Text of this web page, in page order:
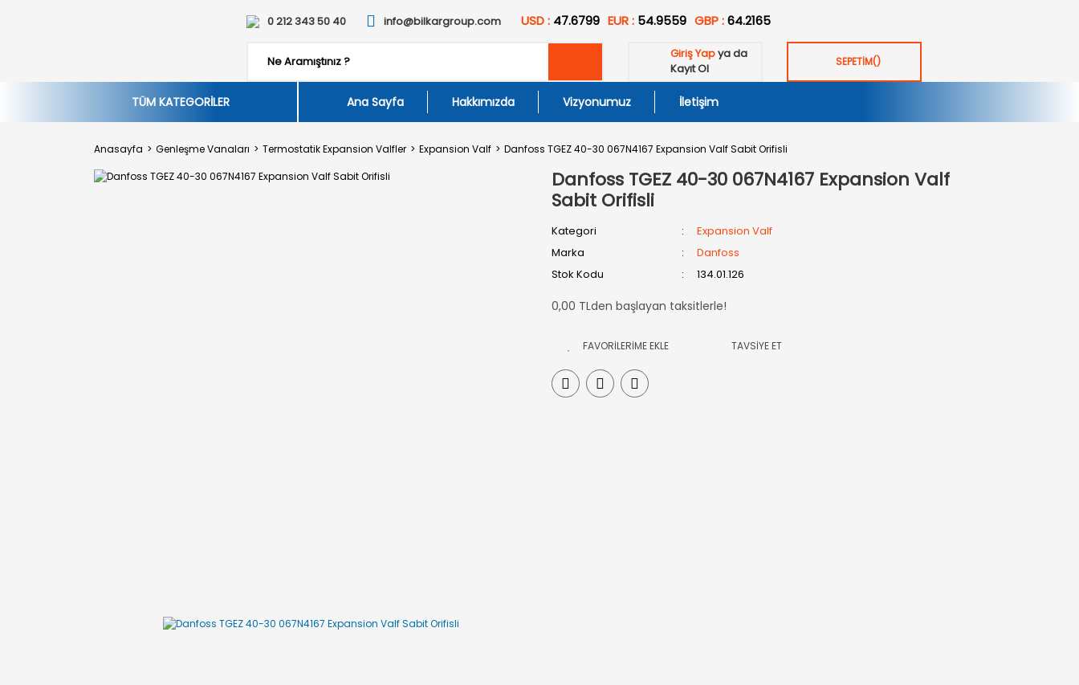
0 212 343 50 40 info@bilkargroup.com USD : 47.6799 EUR : 54.9559 GBP :64.2165
Giriş Yapya da
Kayıt Ol
SEPETİM()
TÜM KATEGORİLER Ana Sayfa Hakkımızda Vizyonumuz İletişim
Anasayfa Genleşme Vanaları Termostatik Expansion Valfler Expansion Valf Danfoss TGEZ 40-30 067N4167 Expansion Valf Sabit Orifisli
Danfoss TGEZ 40-30 067N4167 Expansion Valf
Sabit Orifisli
Kategori
Expansion Valf
Marka
Danfoss
Stok Kodu
134.01.126
0,00 TLden başlayan taksitlerle!
TAVSİYE ET